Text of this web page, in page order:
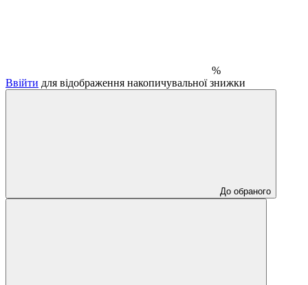
%
Ввійти для відображення накопичувальної знижки
До обраного